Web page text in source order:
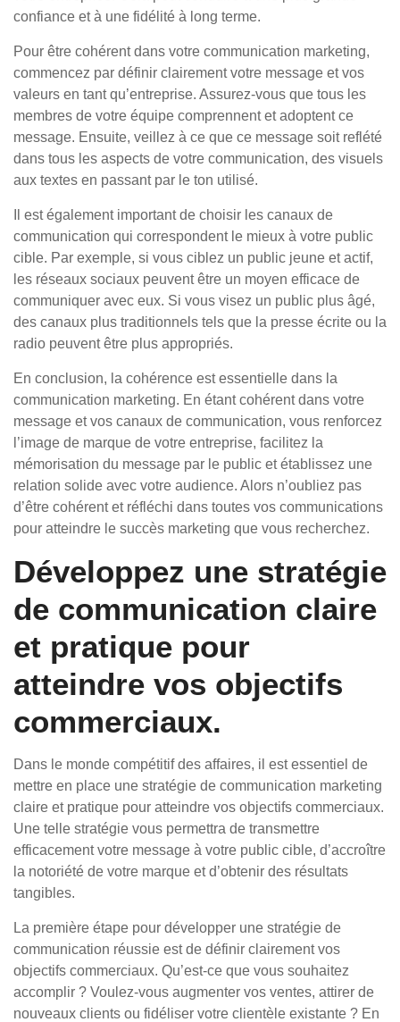
confiance et à une fidélité à long terme.
Pour être cohérent dans votre communication marketing,
commencez par définir clairement votre message et vos
valeurs en tant qu’entreprise. Assurez-vous que tous les
membres de votre équipe comprennent et adoptent ce
message. Ensuite, veillez à ce que ce message soit reflété
dans tous les aspects de votre communication, des visuels
aux textes en passant par le ton utilisé.
Il est également important de choisir les canaux de
communication qui correspondent le mieux à votre public
cible. Par exemple, si vous ciblez un public jeune et actif,
les réseaux sociaux peuvent être un moyen efficace de
communiquer avec eux. Si vous visez un public plus âgé,
des canaux plus traditionnels tels que la presse écrite ou la
radio peuvent être plus appropriés.
En conclusion, la cohérence est essentielle dans la
communication marketing. En étant cohérent dans votre
message et vos canaux de communication, vous renforcez
l’image de marque de votre entreprise, facilitez la
mémorisation du message par le public et établissez une
relation solide avec votre audience. Alors n’oubliez pas
d’être cohérent et réfléchi dans toutes vos communications
pour atteindre le succès marketing que vous recherchez.
Développez une stratégie
de communication claire
et pratique pour
atteindre vos objectifs
commerciaux.
Dans le monde compétitif des affaires, il est essentiel de
mettre en place une stratégie de communication marketing
claire et pratique pour atteindre vos objectifs commerciaux.
Une telle stratégie vous permettra de transmettre
efficacement votre message à votre public cible, d’accroître
la notoriété de votre marque et d’obtenir des résultats
tangibles.
La première étape pour développer une stratégie de
communication réussie est de définir clairement vos
objectifs commerciaux. Qu’est-ce que vous souhaitez
accomplir ? Voulez-vous augmenter vos ventes, attirer de
nouveaux clients ou fidéliser votre clientèle existante ? En